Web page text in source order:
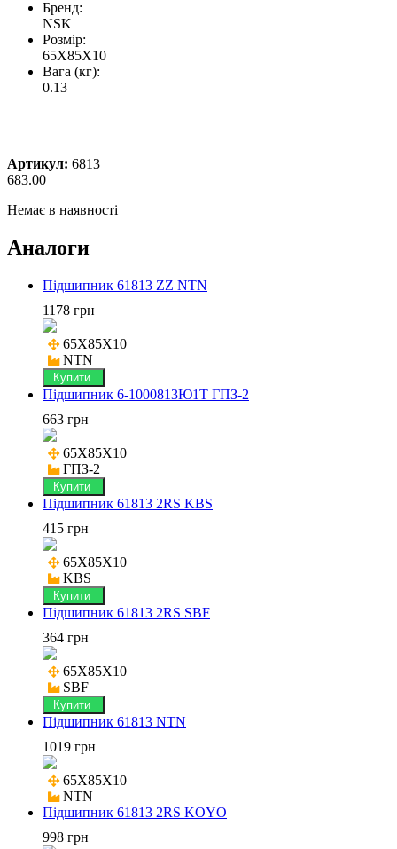
Бренд:
NSK
Розмір:
65X85X10
Вага (кг):
0.13
Артикул: 6813
683.00
Немає в наявності
Аналоги
Підшипник 61813 ZZ NTN
1178 грн
65X85X10
NTN
Купити
Підшипник 6-1000813Ю1Т ГПЗ-2
663 грн
65X85X10
ГПЗ-2
Купити
Підшипник 61813 2RS KBS
415 грн
65X85X10
KBS
Купити
Підшипник 61813 2RS SBF
364 грн
65X85X10
SBF
Купити
Підшипник 61813 NTN
1019 грн
65X85X10
NTN
Підшипник 61813 2RS KOYO
998 грн